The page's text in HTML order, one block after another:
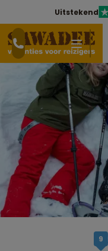
Uitstekend
9